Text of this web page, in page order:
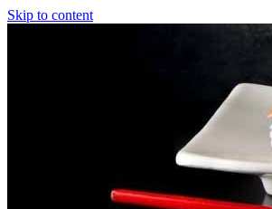
Skip to content